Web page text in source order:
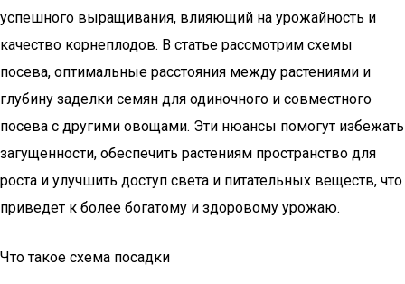
успешного выращивания, влияющий на урожайность и
качество корнеплодов. В статье рассмотрим схемы
посева, оптимальные расстояния между растениями и
глубину заделки семян для одиночного и совместного
посева с другими овощами. Эти нюансы помогут избежать
загущенности, обеспечить растениям пространство для
роста и улучшить доступ света и питательных веществ, что
приведет к более богатому и здоровому урожаю.
Что такое схема посадки